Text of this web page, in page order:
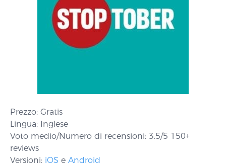
Prezzo: Gratis
Lingua: Inglese
Voto medio/Numero di recensioni: 3.5/5 150+
reviews
Versioni: iOS e Android